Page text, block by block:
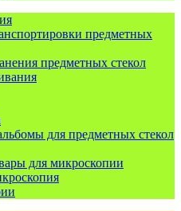
предметных
предметных стекол
для предметных стекол
для микроскопии